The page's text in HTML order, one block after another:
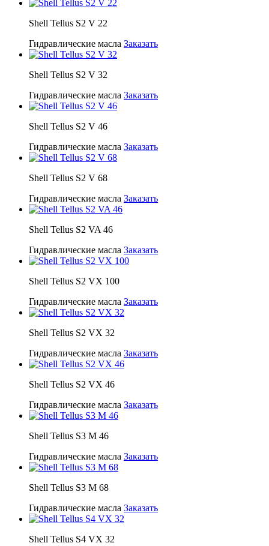
Shell Tellus S2 V 22
Гидравлические масла Заказать
Shell Tellus S2 V 32
Гидравлические масла Заказать
Shell Tellus S2 V 46
Гидравлические масла Заказать
Shell Tellus S2 V 68
Гидравлические масла Заказать
Shell Tellus S2 VA 46
Гидравлические масла Заказать
Shell Tellus S2 VX 100
Гидравлические масла Заказать
Shell Tellus S2 VX 32
Гидравлические масла Заказать
Shell Tellus S2 VX 46
Гидравлические масла Заказать
Shell Tellus S3 M 46
Гидравлические масла Заказать
Shell Tellus S3 M 68
Гидравлические масла Заказать
Shell Tellus S4 VX 32